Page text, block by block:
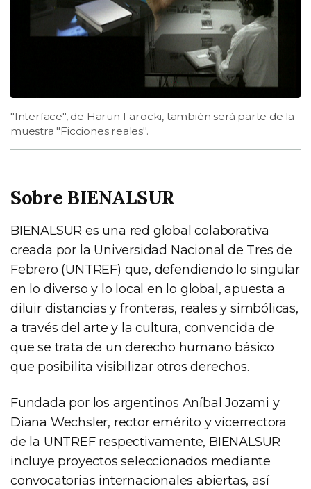
"Interface", de Harun Farocki, también será parte de la
muestra "Ficciones reales".
Sobre BIENALSUR
BIENALSUR es una red global colaborativa
creada por la Universidad Nacional de Tres de
Febrero (UNTREF) que, defendiendo lo singular
en lo diverso y lo local en lo global, apuesta a
diluir distancias y fronteras, reales y simbólicas,
a través del arte y la cultura, convencida de
que se trata de un derecho humano básico
que posibilita visibilizar otros derechos.
Fundada por los argentinos Aníbal Jozami y
Diana Wechsler, rector emérito y vicerrectora
de la UNTREF respectivamente, BIENALSUR
incluye proyectos seleccionados mediante
convocatorias internacionales abiertas, así